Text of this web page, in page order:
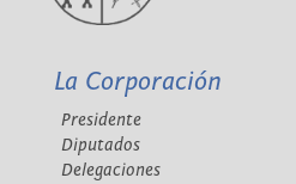
La Corporación
Presidente
Diputados
Delegaciones